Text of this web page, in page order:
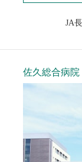
JA
佐久総合病院